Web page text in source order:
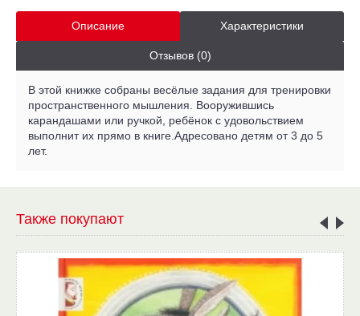
Описание Характеристики
Отзывов (0)
В этой книжке собраны весёлые задания для тренировки
пространственного мышления. Вооружившись
карандашами или ручкой, ребёнок с удовольствием
выполнит их прямо в книге.Адресовано детям от 3 до 5
лет.
Также покупают